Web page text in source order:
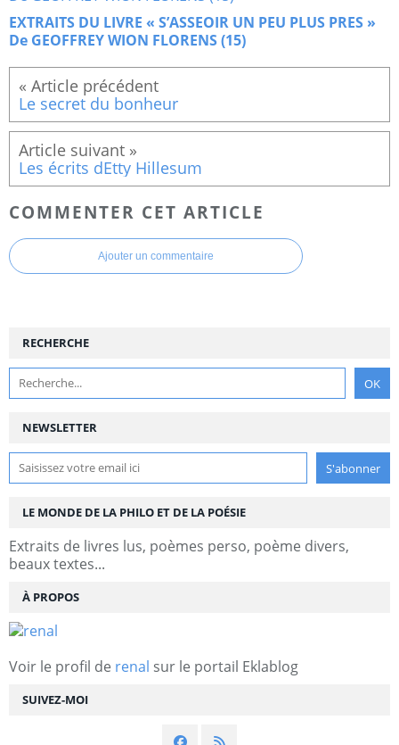
EXTRAITS DU LIVRE « S’ASSEOIR UN PEU PLUS PRES »
De GEOFFREY WION FLORENS (15)
Le secret du bonheur
Les écrits dEtty Hillesum
COMMENTER CET ARTICLE
Ajouter un commentaire
NEWSLETTER
SUIVEZ-MOI
RECHERCHE
LE MONDE DE LA PHILO ET DE LA POÉSIE
Extraits de livres lus, poèmes perso, poème divers,
beaux textes...
À PROPOS
Voir le profil de renal sur le portail Eklablog